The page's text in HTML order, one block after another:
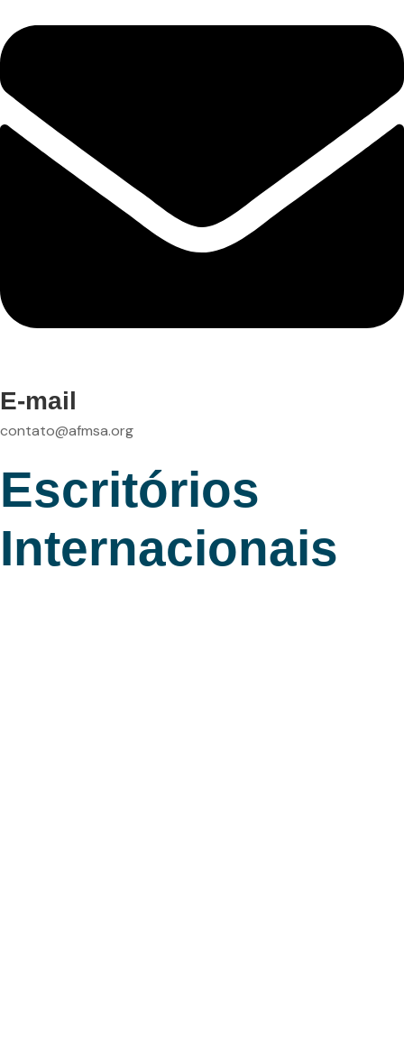
E-mail
contato@afmsa.org
Escritórios
Internacionais